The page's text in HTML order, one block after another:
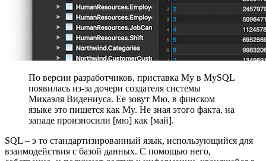
По версии разработчиков, приставка My в MySQL
появилась из-за дочери создателя системы
Микаэля Видениуса. Ее зовут Мю, в финском
языке это пишется как My. Не зная этого факта, на
западе произносили [мю] как [май].
SQL – э то стандартизированный язык, использующийся для
взаимодействия с базой данных. С помощью него,